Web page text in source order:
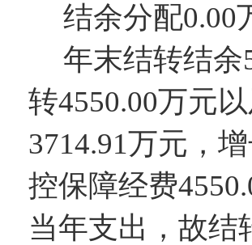
结余分配0.00
年末结转结余
转4550.00万元
3714.91万元，
控保障经费45
当年支出，故结